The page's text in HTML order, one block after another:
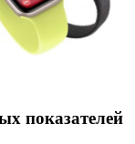
показателей